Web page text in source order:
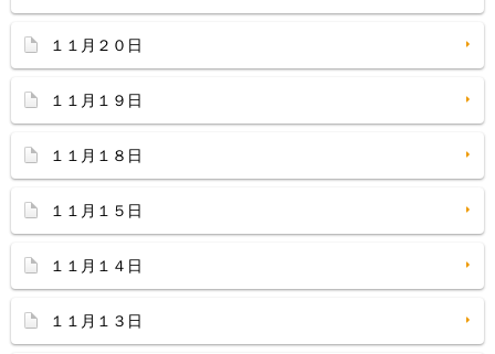
１１月２０日
１１月１９日
１１月１８日
１１月１５日
１１月１４日
１１月１３日